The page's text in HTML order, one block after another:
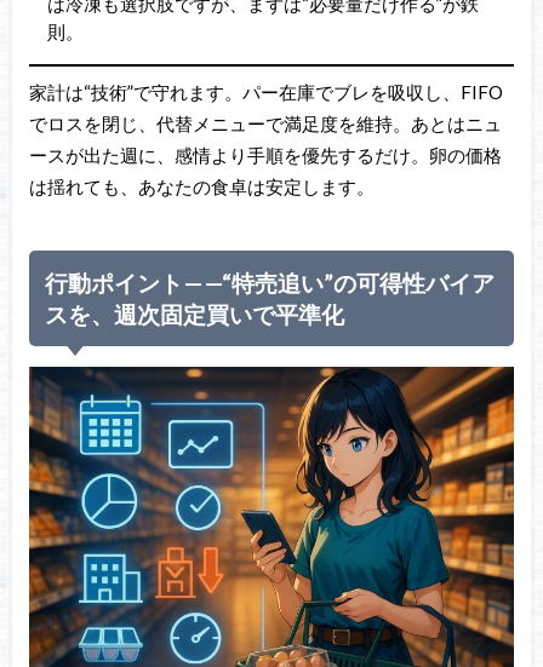
則。
家計は“技術”で守れます。パー在庫でブレを吸収し、FIFO
でロスを閉じ、代替メニューで満足度を維持。あとはニュ
ースが出た週に、感情より手順を優先するだけ。卵の価格
は揺れても、あなたの食卓は安定します。
行動ポイント——“特売追い”の可得性バイア
スを、週次固定買いで平準化